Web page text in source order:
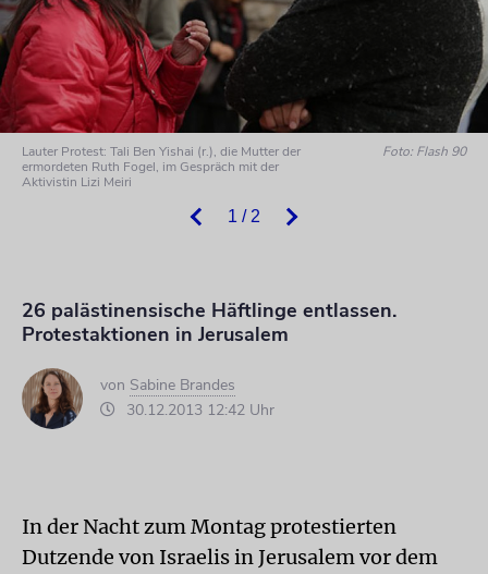
1 / 2
Lauter Protest: Tali Ben Yishai (r.), die Mutter der
ermordeten Ruth Fogel, im Gespräch mit der
Aktivistin Lizi Meiri
Foto: Flash 90
26 palästinensische Häftlinge entlassen.
Protestaktionen in Jerusalem
von Sabine Brandes
30.12.2013 12:42 Uhr
In der Nacht zum Montag protestierten
Dutzende von Israelis in Jerusalem vor dem